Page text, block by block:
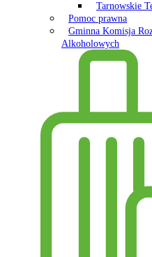
Tarnowskie
Pomoc prawna
Gminna Komisja
Alkoholowych